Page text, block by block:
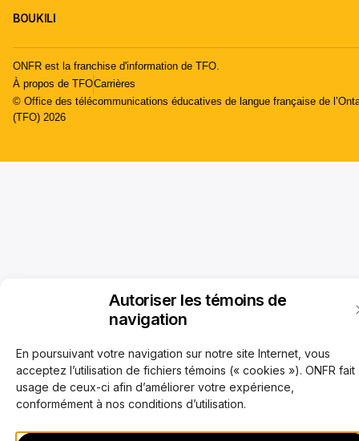
Autoriser les témoins de
navigation
En poursuivant votre navigation sur notre site Internet, vous
acceptez l’utilisation de fichiers témoins (« cookies »). ONFR fait
usage de ceux-ci afin d’améliorer votre expérience,
conformément à nos conditions d’utilisation.
BOUKILI
ONFR est la franchise d'information de TFO.
À propos de TFOCarrières
© Office des télécommunications éducatives de langue française de
(TFO) 2026